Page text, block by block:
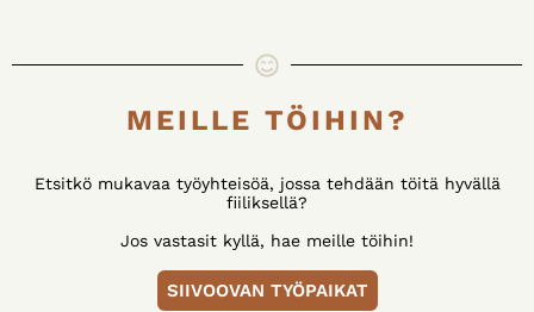
MEILLE TÖIHIN?
Etsitkö mukavaa työyhteisöä, jossa tehdään töitä hyvällä
fiiliksellä?
Jos vastasit kyllä, hae meille töihin!
SIIVOOVAN TYÖPAIKAT